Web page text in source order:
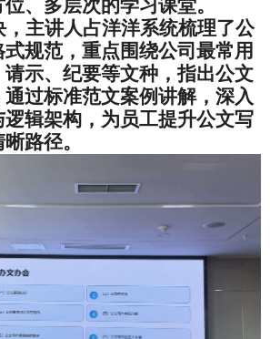
、 多层次的学习课堂。
主讲人占洋洋系统梳理了公
规范，重点围绕公司最常用
示、纪要等文种，指出公文
通过标准范文案例讲解，深入
逻辑架构 ， 为员工提升公文写
路径。